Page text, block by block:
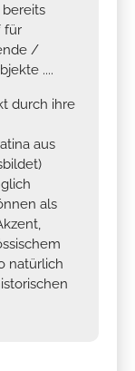
für
/
....
durch ihre
aus
als
natürlich